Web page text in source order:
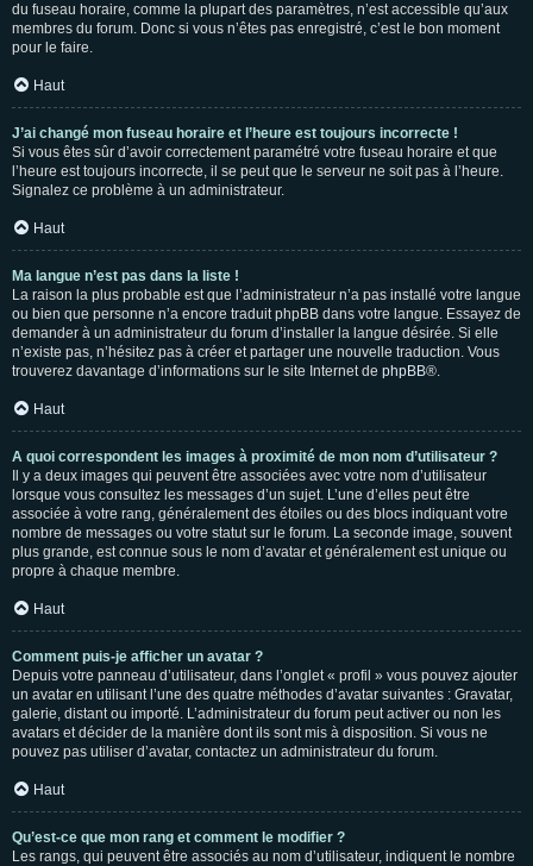
du fuseau horaire, comme la plupart des paramètres, n’est accessible qu’aux
membres du forum. Donc si vous n’êtes pas enregistré, c’est le bon moment
pour le faire.
Haut
J’ai changé mon fuseau horaire et l’heure est toujours incorrecte !
Si vous êtes sûr d’avoir correctement paramétré votre fuseau horaire et que
l’heure est toujours incorrecte, il se peut que le serveur ne soit pas à l’heure.
Signalez ce problème à un administrateur.
Haut
Ma langue n’est pas dans la liste !
La raison la plus probable est que l’administrateur n’a pas installé votre langue
ou bien que personne n’a encore traduit phpBB dans votre langue. Essayez de
demander à un administrateur du forum d’installer la langue désirée. Si elle
n’existe pas, n’hésitez pas à créer et partager une nouvelle traduction. Vous
trouverez davantage d’informations sur le site Internet de phpBB®.
Haut
A quoi correspondent les images à proximité de mon nom d’utilisateur ?
Il y a deux images qui peuvent être associées avec votre nom d’utilisateur
lorsque vous consultez les messages d’un sujet. L’une d’elles peut être
associée à votre rang, généralement des étoiles ou des blocs indiquant votre
nombre de messages ou votre statut sur le forum. La seconde image, souvent
plus grande, est connue sous le nom d’avatar et généralement est unique ou
propre à chaque membre.
Haut
Comment puis-je afficher un avatar ?
Depuis votre panneau d’utilisateur, dans l’onglet « profil » vous pouvez ajouter
un avatar en utilisant l’une des quatre méthodes d’avatar suivantes : Gravatar,
galerie, distant ou importé. L’administrateur du forum peut activer ou non les
avatars et décider de la manière dont ils sont mis à disposition. Si vous ne
pouvez pas utiliser d’avatar, contactez un administrateur du forum.
Haut
Qu’est-ce que mon rang et comment le modifier ?
Les rangs, qui peuvent être associés au nom d’utilisateur, indiquent le nombre